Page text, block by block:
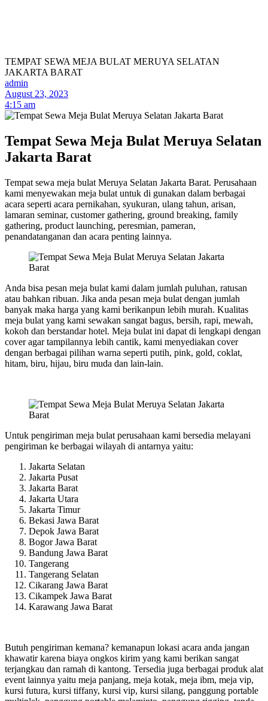
TEMPAT SEWA MEJA BULAT MERUYA SELATAN
JAKARTA BARAT
admin
August 23, 2023
4:15 am
Tempat Sewa Meja Bulat Meruya Selatan
Jakarta Barat
Tempat sewa meja bulat Meruya Selatan Jakarta Barat. Perusahaan
kami menyewakan meja bulat untuk di gunakan dalam berbagai
acara seperti acara pernikahan, syukuran, ulang tahun, arisan,
lamaran seminar, customer gathering, ground breaking, family
gathering, product launching, peresmian, pameran,
penandatanganan dan acara penting lainnya.
Anda bisa pesan meja bulat kami dalam jumlah puluhan, ratusan
atau bahkan ribuan. Jika anda pesan meja bulat dengan jumlah
banyak maka harga yang kami berikanpun lebih murah. Kualitas
meja bulat yang kami sewakan sangat bagus, bersih, rapi, mewah,
kokoh dan berstandar hotel. Meja bulat ini dapat di lengkapi dengan
cover agar tampilannya lebih cantik, kami menyediakan cover
dengan berbagai pilihan warna seperti putih, pink, gold, coklat,
hitam, biru, hijau, biru muda dan lain-lain.
Untuk pengiriman meja bulat perusahaan kami bersedia melayani
pengiriman ke berbagai wilayah di antarnya yaitu:
Jakarta Selatan
Jakarta Pusat
Jakarta Barat
Jakarta Utara
Jakarta Timur
Bekasi Jawa Barat
Depok Jawa Barat
Bogor Jawa Barat
Bandung Jawa Barat
Tangerang
Tangerang Selatan
Cikarang Jawa Barat
Cikampek Jawa Barat
Karawang Jawa Barat
Butuh pengiriman kemana? kemanapun lokasi acara anda jangan
khawatir karena biaya ongkos kirim yang kami berikan sangat
terjangkau dan ramah di kantong. Tersedia juga berbagai produk alat
event lainnya yaitu meja panjang, meja kotak, meja ibm, meja vip,
kursi futura, kursi tiffany, kursi vip, kursi silang, panggung portable